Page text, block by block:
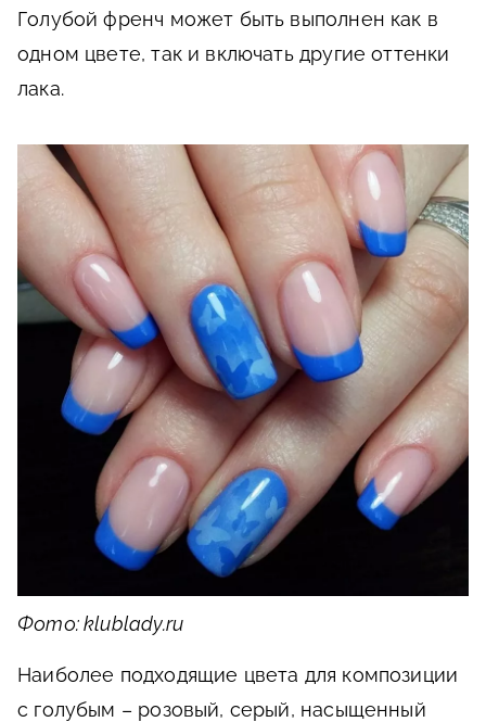
Голубой френч может быть выполнен как в
одном цвете, так и включать другие оттенки
лака.
Фото: klublady.ru
Наиболее подходящие цвета для композиции
с голубым – розовый, серый, насыщенный